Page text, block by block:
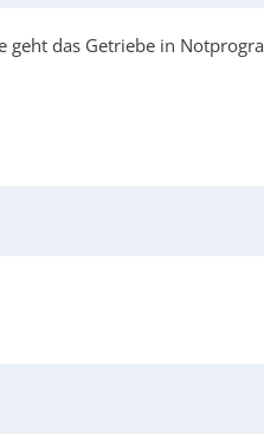
geht das Getriebe in